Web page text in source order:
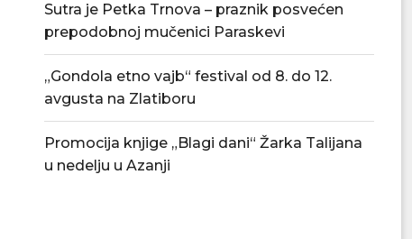
8. avgusta
07/08/2026
Sutra je Petka Trnova – praznik posvećen
prepodobnoj mučenici Paraskevi
„Gondola etno vajb“ festival od 8. do 12.
avgusta na Zlatiboru
Promocija knjige „Blagi dani“ Žarka Talijana
u nedelju u Azanji